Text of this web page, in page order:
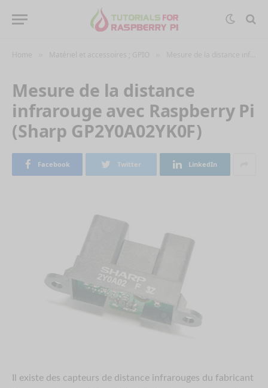
Home Matériel et accessoires ; GPIO
Mesure de la distance
infrarouge avec Raspberry Pi
(Sharp GP2Y0A02YK0F)
Facebook Twitter LinkedIn
Il existe des capteurs de distance infrarouges du fabricant